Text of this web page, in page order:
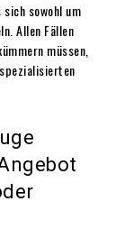
sowohl um
Allen Fällen
müssen,